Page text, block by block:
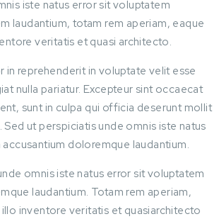
iste natus error sit voluptatem
laudantium, totam rem aperiam, eaque
veritatis et quasi architecto.
in reprehenderit in voluptate velit esse
nulla pariatur. Excepteur sint occaecat
sunt in culpa qui officia deserunt mollit
Sed ut perspiciatis unde omnis iste natus
doloremque laudantium.
omnis iste natus error sit voluptatem
laudantium. Totam rem aperiam,
inventore veritatis et quasiarchitecto